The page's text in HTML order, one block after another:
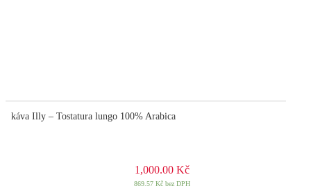
káva Illy – Tostatura lungo 100% Arabica
1,000.00 Kč
869.57 Kčbez DPH